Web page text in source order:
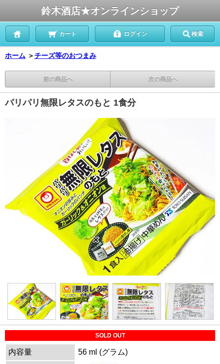
鈴木酒店★オンラインショップ
カート ログイン 検索
ホーム ＞チーズ等のおつまみ
前の商品へ 次の商品へ
パリパリ無限レタスのもと 1食分
SOLD OUT
内容量
56 ml (グラム)